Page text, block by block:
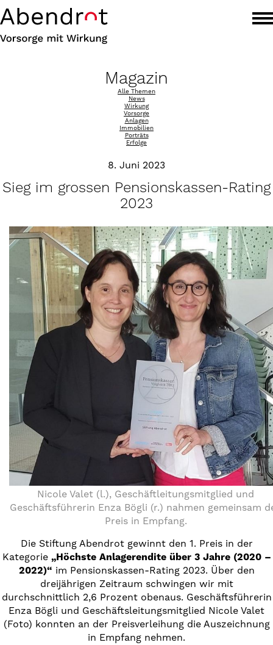
Magazin
Alle Themen
News
Wirkung
Vorsorge
Anlagen
Immobilien
Porträts
Erfolge
8. Juni 2023
Sieg im grossen Pensionskassen-Rating
2023
Nicole Valet (l.), Geschäftleitungsmitglied und
Geschäftsführerin Enza Bögli (r.) nahmen gemeinsam
Preis in Empfang.
Die Stiftung Abendrot gewinnt den 1. Preis in der
Kategorie „Höchste Anlagerendite über 3 Jahre (2020 –
2022)“ im Pensionskassen-Rating 2023. Über den
dreijährigen Zeitraum schwingen wir mit
durchschnittlich 2,6 Prozent obenaus. Geschäftsführerin
Enza Bögli und Geschäftsleitungsmitglied Nicole Valet
(Foto) konnten an der Preisverleihung die Auszeichnung
in Empfang nehmen.